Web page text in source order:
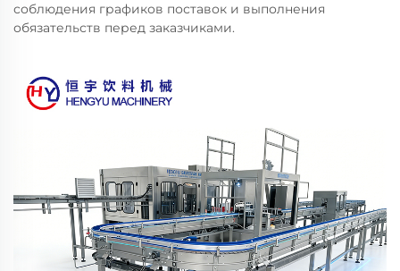
соблюдения графиков поставок и выполнения
обязательств перед заказчиками.